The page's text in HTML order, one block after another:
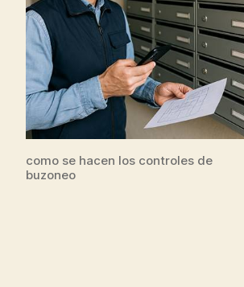
como se hacen los controles de
buzoneo